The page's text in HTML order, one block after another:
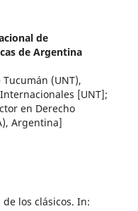
de
de Argentina
(UNT),
[UNT];
en Derecho
Argentina]
de los clásicos. In: